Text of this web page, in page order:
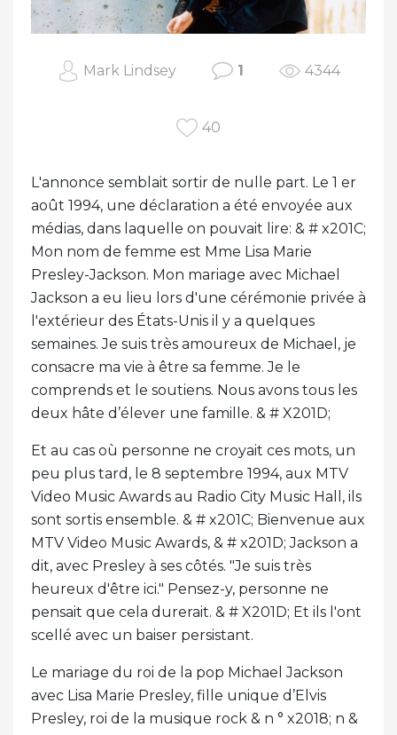
Mark Lindsey 1 4344
40
L'annonce semblait sortir de nulle part. Le 1 er
août 1994, une déclaration a été envoyée aux
médias, dans laquelle on pouvait lire: & # x201C;
Mon nom de femme est Mme Lisa Marie
Presley-Jackson. Mon mariage avec Michael
Jackson a eu lieu lors d'une cérémonie privée à
l'extérieur des États-Unis il y a quelques
semaines. Je suis très amoureux de Michael, je
consacre ma vie à être sa femme. Je le
comprends et le soutiens. Nous avons tous les
deux hâte d’élever une famille. & # X201D;
Et au cas où personne ne croyait ces mots, un
peu plus tard, le 8 septembre 1994, aux MTV
Video Music Awards au Radio City Music Hall, ils
sont sortis ensemble. & # x201C; Bienvenue aux
MTV Video Music Awards, & # x201D; Jackson a
dit, avec Presley à ses côtés. "Je suis très
heureux d'être ici." Pensez-y, personne ne
pensait que cela durerait. & # X201D; Et ils l'ont
scellé avec un baiser persistant.
Le mariage du roi de la pop Michael Jackson
avec Lisa Marie Presley, fille unique d’Elvis
Presley, roi de la musique rock & n ° x2018; n &